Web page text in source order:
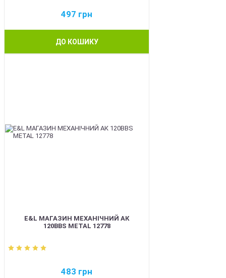
497 грн
ДО КОШИКУ
E&L МАГАЗИН МЕХАНІЧНИЙ АК
120BBS METAL 12778
483 грн